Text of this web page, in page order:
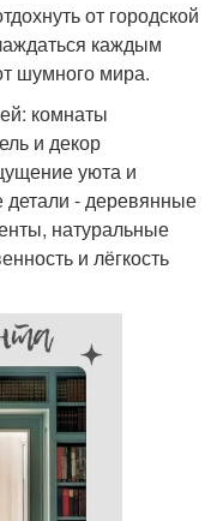
от городской
каждым
шумного мира.
комнаты
и декор
уюта и
- деревянные
натуральные
и лёгкость